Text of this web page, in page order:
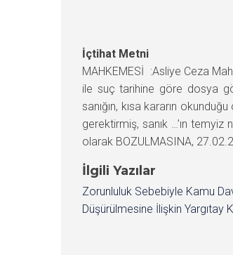
İçtihat Metni
MAHKEMESİ :Asliye Ceza
ile suç tarihine göre dosya
sanığın, kısa kararın
gerektirmiş, sanık …’ın
olarak BOZULMASINA,
İlgili Yazılar
Zorunluluk Sebebiyle Kamu
Düşürülmesine İlişkin Yargıtay